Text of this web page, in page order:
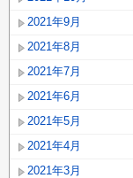
2021年9月
2021年8月
2021年7月
2021年6月
2021年5月
2021年4月
2021年3月